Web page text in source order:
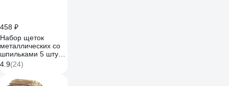
458 ₽
Набор щеток
металлических со
шпильками 5 штук
ЕРМАК 656-033
4.9(24)